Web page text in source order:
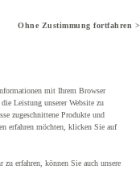
Ohne Zustimmung fortfahren >
mit Ihrem Browser
Leistung unserer Website zu
zugeschnittene Produkte und
erfahren möchten, klicken Sie auf
erfahren, können Sie auch unsere